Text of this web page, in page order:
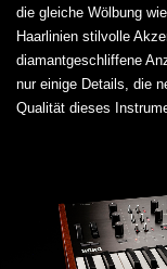
die gleiche Wölbung
Haarlinien stilvolle
diamantgeschliffene
nur einige Details, die
Qualität dieses